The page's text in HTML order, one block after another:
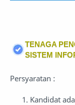
TENAGA
SISTEM
Persyaratan :
Kandidat